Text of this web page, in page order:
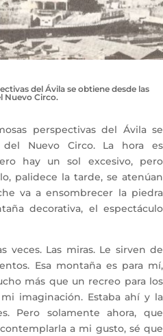
del Ávila se obtiene desde las
Nuevo Circo.
perspectivas del Ávila se
Nuevo Circo. La hora es
hay un sol excesivo, pero
palidece la tarde, se atenúan
va a ensombrecer la piedra
decorativa, el espectáculo
Las miras. Le sirven de
Esa montaña es para mí,
más que un recreo para los
imaginación. Estaba ahí y la
Pero solamente ahora, que
a mi gusto, sé que